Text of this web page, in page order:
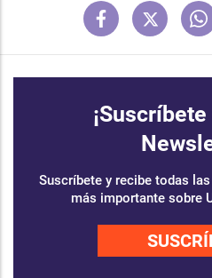
Suscríbete y recibe todas
más importante sobre